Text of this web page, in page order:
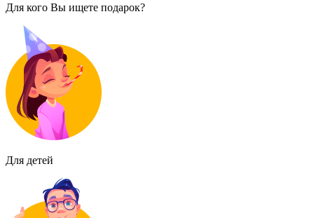
Для кого Вы ищете подарок?
Для детей